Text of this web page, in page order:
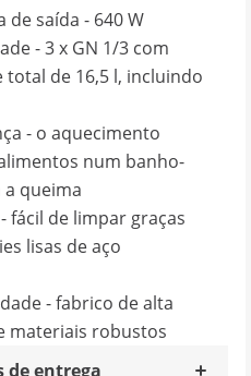
de saída - 640 W
- 3 x GN 1/3 com
total de 16,5 l, incluindo
- o aquecimento
num banho-
queima
fácil de limpar graças
lisas de aço
- fabrico de alta
materiais robustos
de entrega